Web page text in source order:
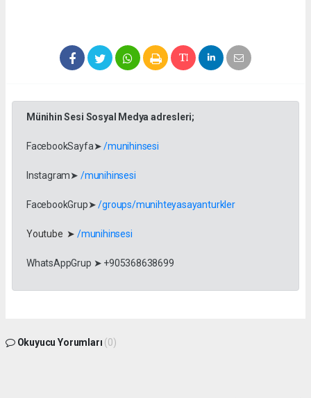
Münihin Sesi Sosyal Medya adresleri;
FacebookSayfa➤/munihinsesi
Instagram➤ /munihinsesi
FacebookGrup➤/groups/munihteyasayanturkler
Youtube ➤ /munihinsesi
WhatsAppGrup ➤ +905368638699
Okuyucu Yorumları (0)